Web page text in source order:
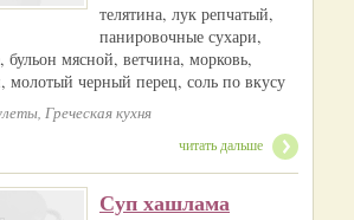
телятина, лук репчатый,
панировочные сухари,
бульон мясной, ветчина, морковь,
молотый черный перец, соль по вкусу
Греческая кухня
читать дальше
Суп хашлама